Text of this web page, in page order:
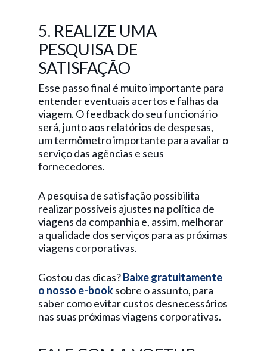
5. REALIZE UMA
PESQUISA DE
SATISFAÇÃO
Esse passo final é muito importante para
entender eventuais acertos e falhas da
viagem. O feedback do seu funcionário
será, junto aos relatórios de despesas,
um termômetro importante para avaliar o
serviço das agências e seus
fornecedores.
A pesquisa de satisfação possibilita
realizar possíveis ajustes na política de
viagens da companhia e, assim, melhorar
a qualidade dos serviços para as próximas
viagens corporativas.
Gostou das dicas?Baixe gratuitamente
o nosso e-booksobre o assunto, para
saber como evitar custos desnecessários
nas suas próximas viagens corporativas.